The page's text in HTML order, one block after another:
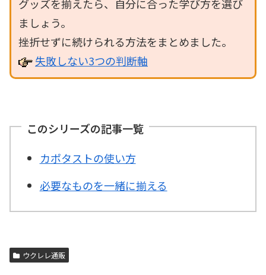
グッズを揃えたら、自分に合った学び方を選び
ましょう。
挫折せずに続けられる方法をまとめました。
失敗しない3つの判断軸
このシリーズの記事一覧
カポタストの使い方
必要なものを一緒に揃える
ウクレレ通販